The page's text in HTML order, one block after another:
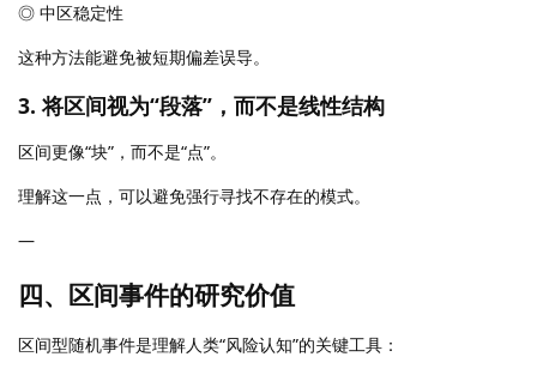
◎ 中区稳定性
这种方法能避免被短期偏差误导。
3. 将区间视为“段落”，而不是线性结构
区间更像“块”，而不是“点”。
理解这一点，可以避免强行寻找不存在的模式。
—
四、区间事件的研究价值
区间型随机事件是理解人类“风险认知”的关键工具：